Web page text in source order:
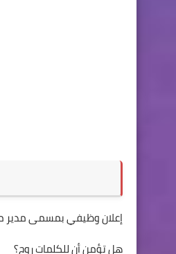
إعلان وظيفي بمسمى
هل تؤمن أن للكلمات روح؟